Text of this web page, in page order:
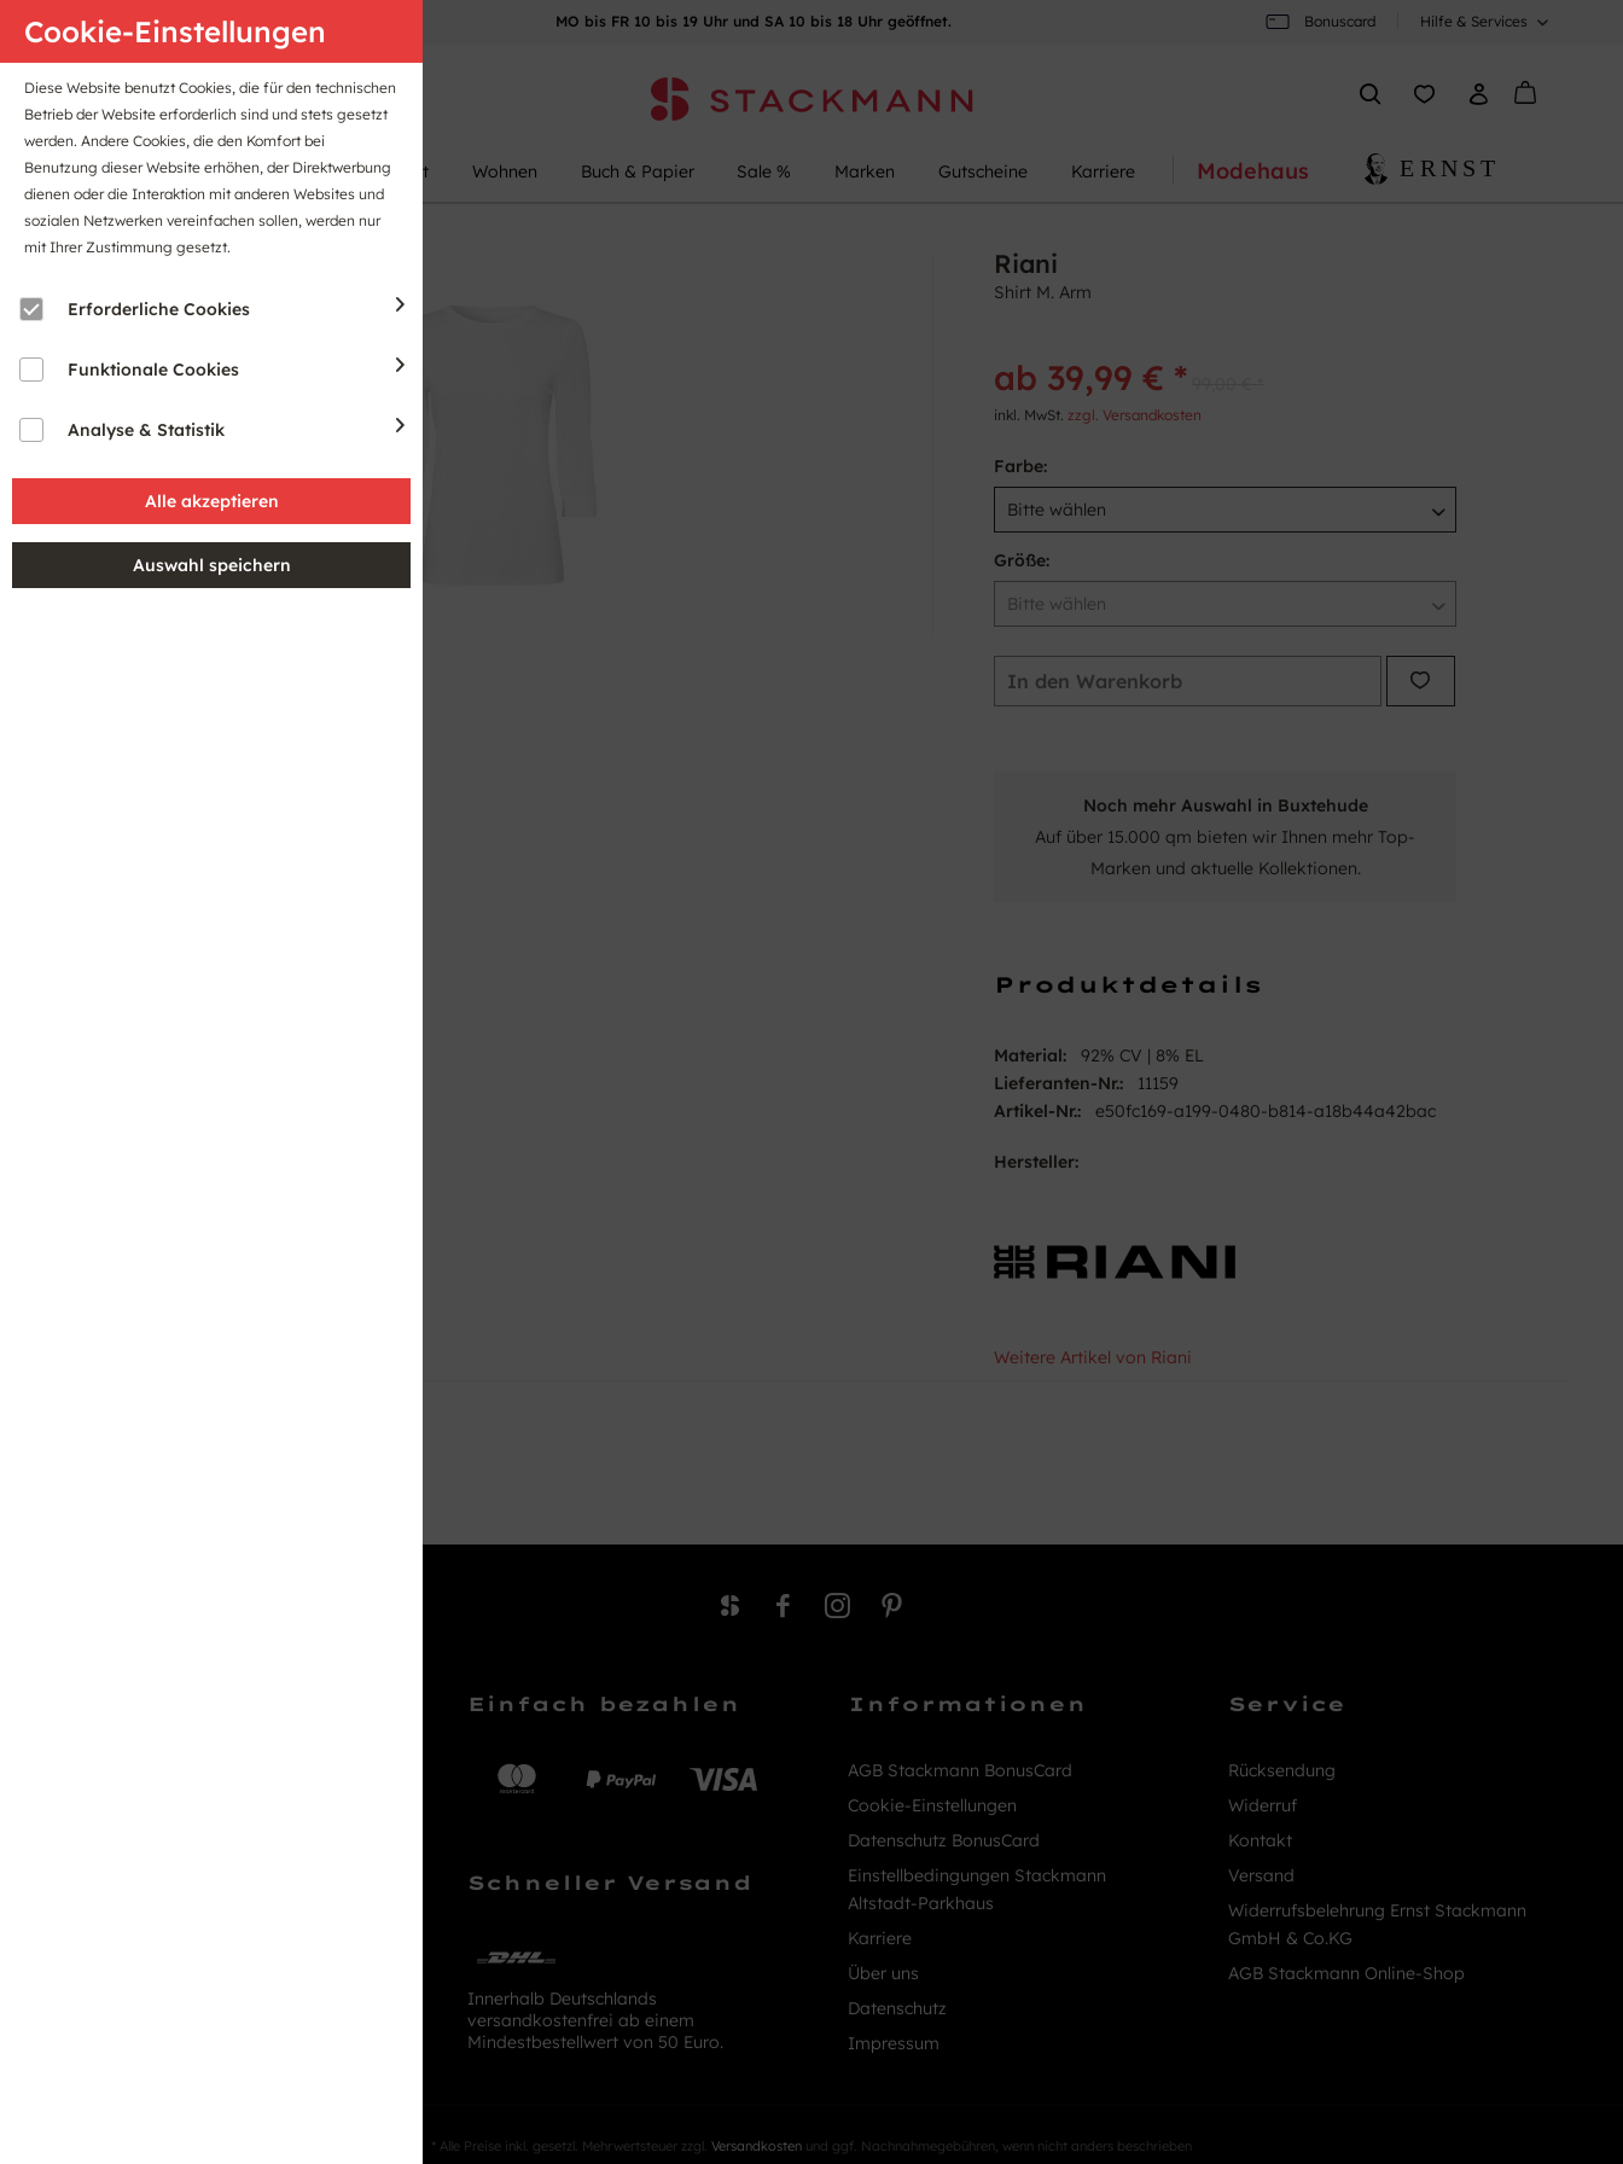
Anfahrt B2B-Portal MO bis FR 10 bis 19 Uhr und SA 10 bis 18 Uhr geöffnet. Bonuscard Hilfe & Services
Damen Herren Kinder Sport Wohnen Buch & Papier Sale % Marken Gutscheine Karriere Modehaus
Cookie-Einstellungen
Diese Website benutzt Cookies, die für den technischen
Betrieb der Website erforderlich sind und stets gesetzt
werden. Andere Cookies, die den Komfort bei
Benutzung dieser Website erhöhen, der Direktwerbung
dienen oder die Interaktion mit anderen Websites und
sozialen Netzwerken vereinfachen sollen, werden nur
mit Ihrer Zustimmung gesetzt.
Erforderliche Cookies
Funktionale Cookies
Analyse & Statistik
Riani
Shirt M. Arm
ab 39,99 € *
inkl. MwSt.zzgl. Versandkosten
Farbe:
Größe:
In den Warenkorb
Noch mehr Auswahl in Buxtehude
Auf über 15.000 qm bieten wir Ihnen mehr Top-
Marken und aktuelle Kollektionen.
Produktdetails
Material:
92% CV | 8% EL
Lieferanten-Nr.:
11159
Artikel-Nr.:
e50fc169-a199-0480-b814-a18b44a42bac
Hersteller:
Weitere Artikel von Riani
Einfach bezahlen
Schneller Versand
Innerhalb Deutschlands
versandkostenfrei ab einem
Mindestbestellwert von 50 Euro.
Informationen
AGB Stackmann BonusCard
Cookie-Einstellungen
Datenschutz BonusCard
Einstellbedingungen Stackmann
Altstadt-Parkhaus
Karriere
Über uns
Datenschutz
Impressum
Service
Rücksendung
Widerruf
Kontakt
Versand
Widerrufsbelehrung Ernst Stackmann
GmbH & Co.KG
AGB Stackmann Online-Shop
* Alle Preise inkl. gesetzl. Mehrwertsteuer zzgl. Versandkosten und ggf. Nachnahmegebühren, wenn nicht anders beschrieben